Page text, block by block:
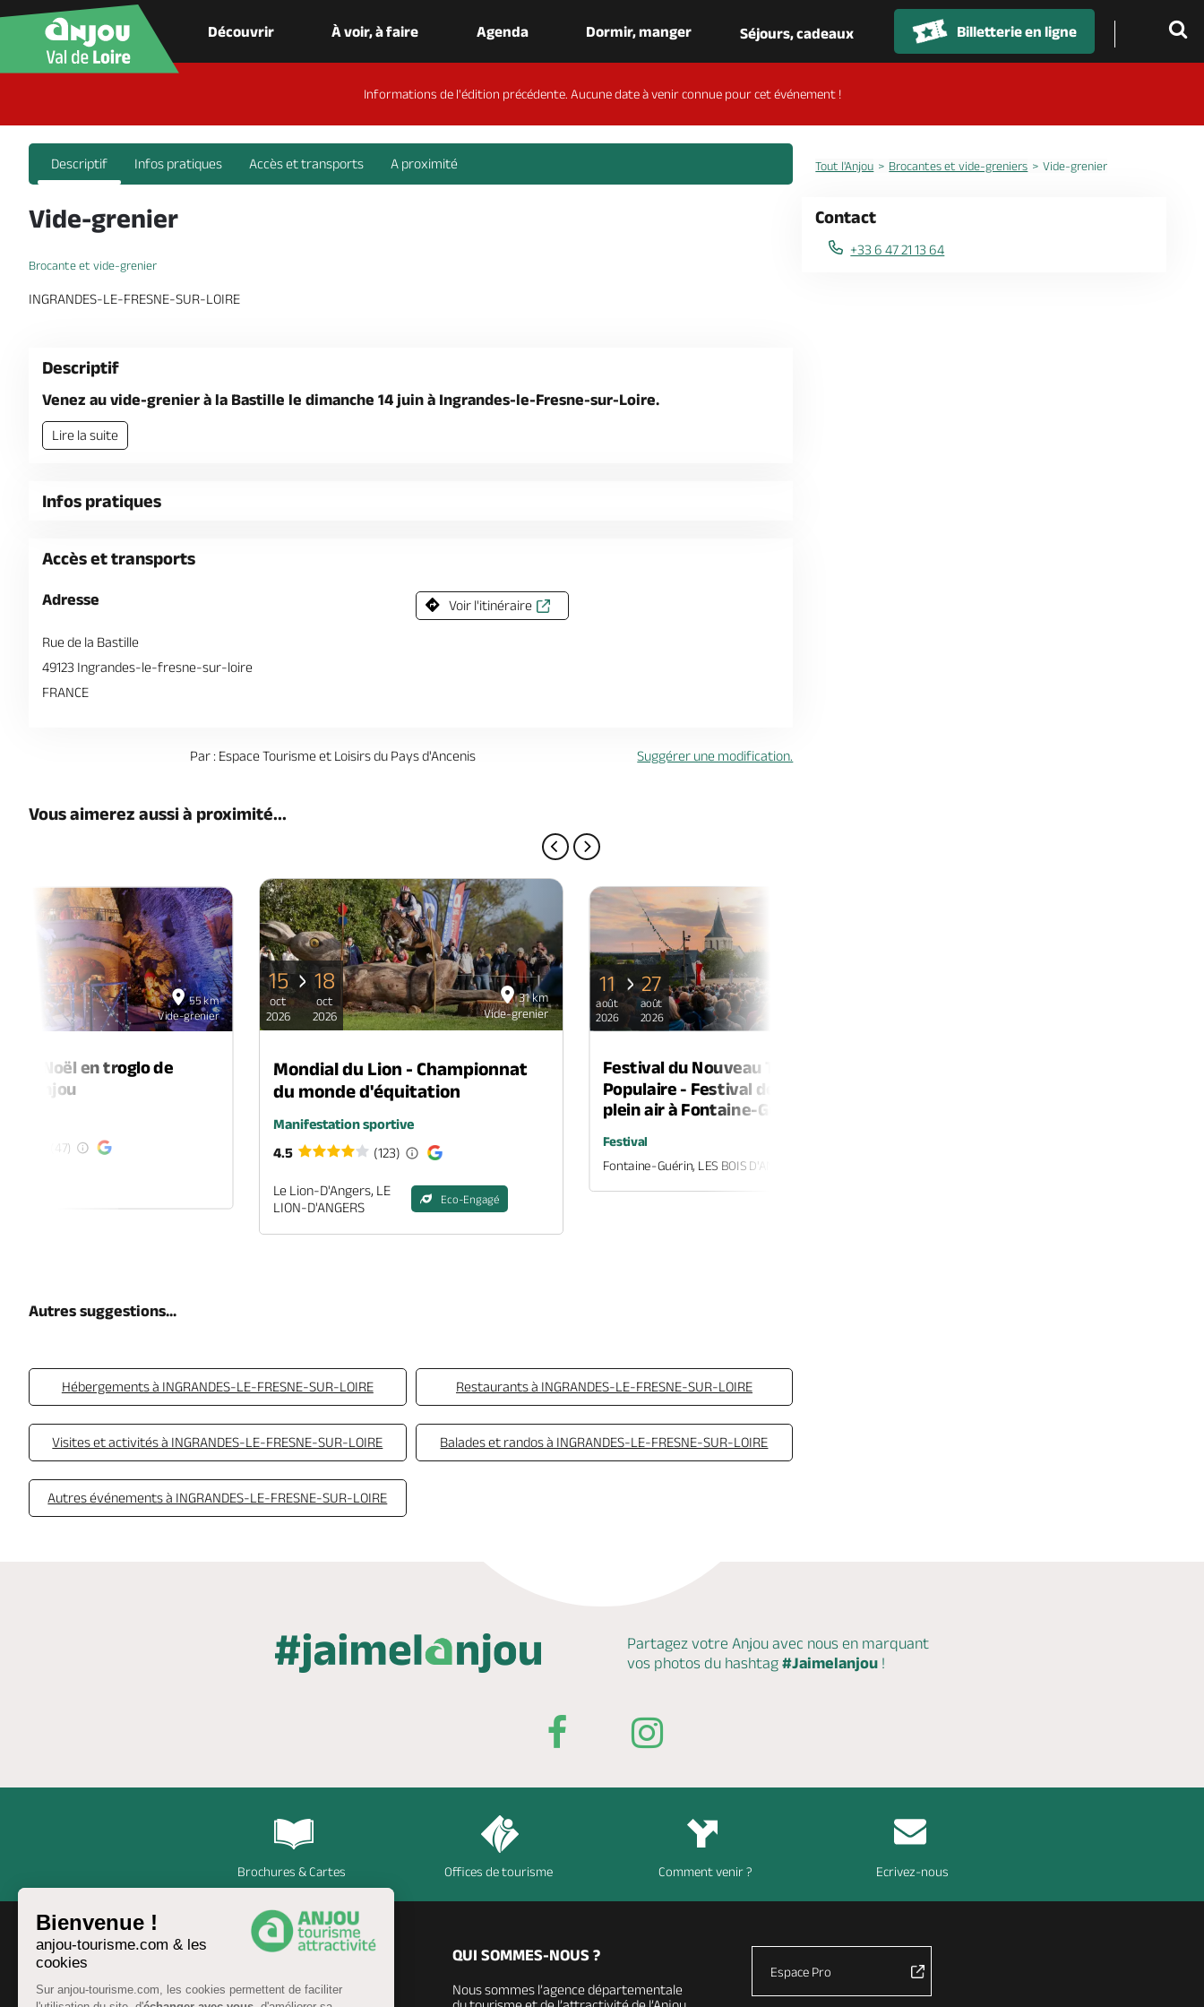
Bienvenue !
anjou-tourisme.com & les
cookies
Sur anjou-tourisme.com, les cookies permettent de faciliter
Découvrir À voir, à faire Agenda Dormir, manger Séjours, cadeaux Billetterie en ligne
Informations de l'édition précédente. Aucune date à venir connue pour cet événement !
Descriptif Infos pratiques Accès et transports A proximité
Vide-grenier
Brocante et vide-grenier
INGRANDES-LE-FRESNE-SUR-LOIRE
Descriptif
Venez au vide-grenier à la Bastille le dimanche 14 juin à Ingrandes-le-Fresne-sur-Loire.
Lire la suite
Infos pratiques
Accès et transports
Adresse
Rue de la Bastille
49123 Ingrandes-le-fresne-sur-loire
FRANCE
Voir l'itinéraire
Par : Espace Tourisme et Loisirs du Pays d'Ancenis Suggérer une modification.
Vous aimerez aussi à proximité...
55 km
Vide-grenier
de Noël en troglo de
en-Anjou
(47)
31 km
Vide-grenier
15
oct
2026
18
oct
2026
Mondial du Lion - Championnat
du monde d'équitation
Manifestation sportive
4.5
(123)
Le Lion-D'Angers, LE
LION-D'ANGERS
Eco-Engagé
11
août
2026
27
août
2026
Festival du Nouveau Théâtre
Populaire - Festival de théâtre en
plein air à Fontaine-Guérin
Festival
Fontaine-Guérin, LES BOIS D'ANJOU
Autres suggestions...
Hébergements à INGRANDES-LE-FRESNE-SUR-LOIRE Restaurants à INGRANDES-LE-FRESNE-SUR-LOIRE
Visites et activités à INGRANDES-LE-FRESNE-SUR-LOIRE Balades et randos à INGRANDES-LE-FRESNE-SUR-LOIRE
Autres événements à INGRANDES-LE-FRESNE-SUR-LOIRE
Tout l'Anjou Brocantes et vide-greniers Vide-grenier
Contact
+33 6 47 21 13 64
Partagez votre Anjou avec nous en marquant
vos photos du hashtag #Jaimelanjou !
Brochures & Cartes Offices de tourisme Comment venir ? Ecrivez-nous
QUI SOMMES-NOUS ?
Nous sommes l’agence départementale
Espace Pro